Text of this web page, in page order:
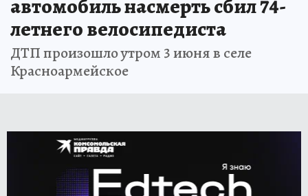
автомобиль насмерть сбил 74-
летнего велосипедиста
ДТП произошло утром 3 июня в селе
Красноармейское